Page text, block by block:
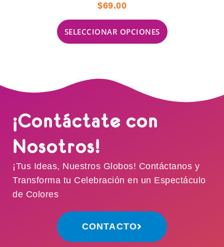
$69.00
SELECCIONAR OPCIONES
¡Contáctate con
Nosotros!
¡Tus Ideas, Nuestros Globos! Contáctanos y
Transforma tu Celebración en un Espectáculo
de Colores
CONTACTO